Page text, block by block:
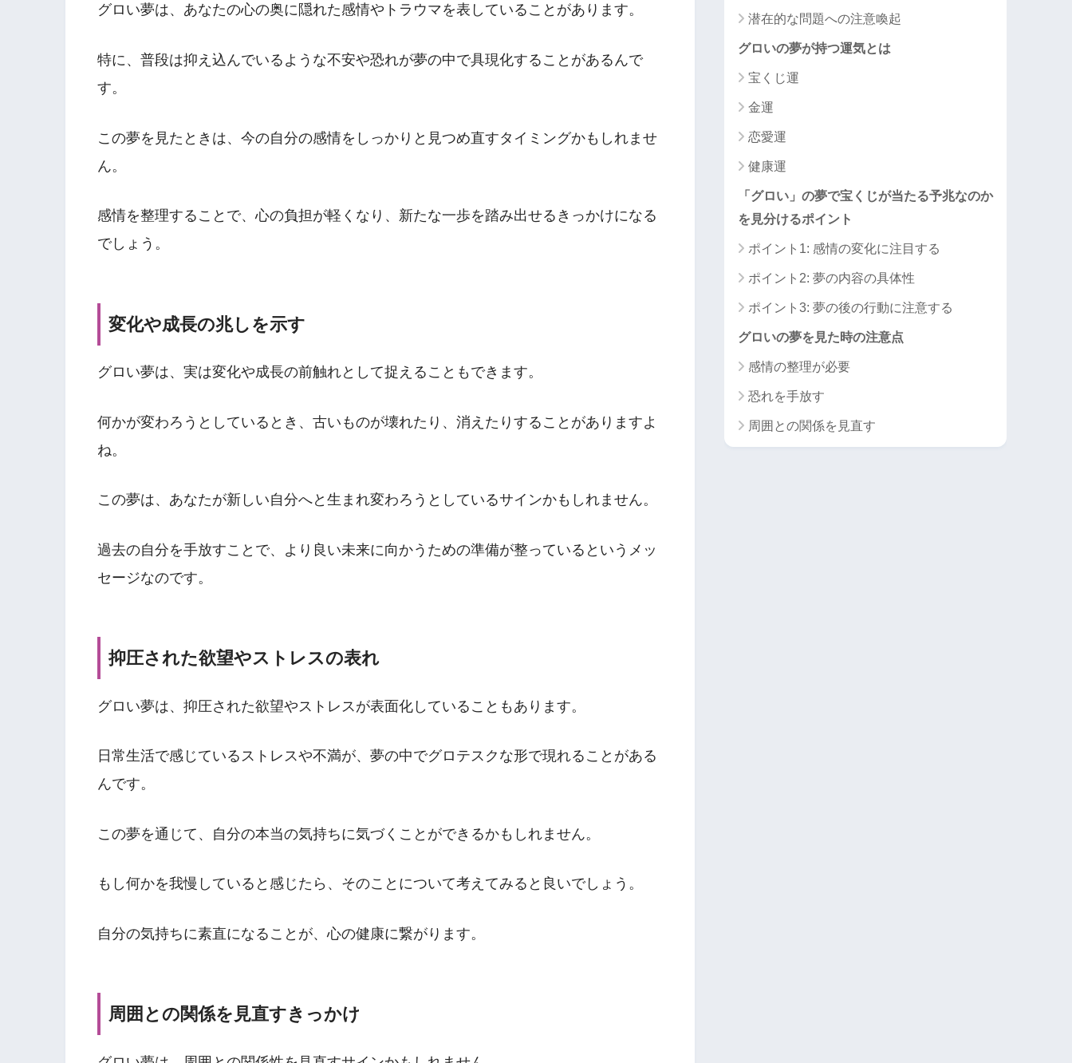
グロい夢は、あなたの心の奥に隠れた感情やトラウマを表していることがあります。
特に、普段は抑え込んでいるような不安や恐れが夢の中で具現化することがあるんで
す。
この夢を見たときは、今の自分の感情をしっかりと見つめ直すタイミングかもしれませ
ん。
感情を整理することで、心の負担が軽くなり、新たな一歩を踏み出せるきっかけになる
でしょう。
変化や成長の兆しを示す
グロい夢は、実は変化や成長の前触れとして捉えることもできます。
何かが変わろうとしているとき、古いものが壊れたり、消えたりすることがありますよ
ね。
この夢は、あなたが新しい自分へと生まれ変わろうとしているサインかもしれません。
過去の自分を手放すことで、より良い未来に向かうための準備が整っているというメッ
セージなのです。
抑圧された欲望やストレスの表れ
グロい夢は、抑圧された欲望やストレスが表面化していることもあります。
日常生活で感じているストレスや不満が、夢の中でグロテスクな形で現れることがある
んです。
この夢を通じて、自分の本当の気持ちに気づくことができるかもしれません。
もし何かを我慢していると感じたら、そのことについて考えてみると良いでしょう。
自分の気持ちに素直になることが、心の健康に繋がります。
周囲との関係を見直すきっかけ
潜在的な問題への注意喚起
グロいの夢が持つ運気とは
宝くじ運
金運
恋愛運
健康運
「グロい」の夢で宝くじが当たる予兆なのか
を見分けるポイント
ポイント1: 感情の変化に注目する
ポイント2: 夢の内容の具体性
ポイント3: 夢の後の行動に注意する
グロいの夢を見た時の注意点
感情の整理が必要
恐れを手放す
周囲との関係を見直す